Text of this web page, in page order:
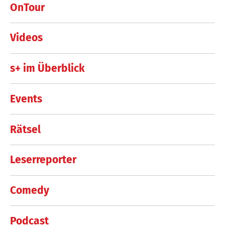
OnTour
Videos
s+ im Überblick
Events
Rätsel
Leserreporter
Comedy
Podcast